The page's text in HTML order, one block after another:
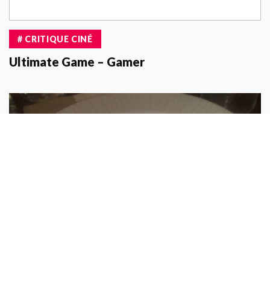
# CRITIQUE CINÉ
Ultimate Game – Gamer